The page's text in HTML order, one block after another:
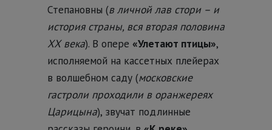
Степановны (в личной лав стори – и
история страны, вся вторая половина
ХХ века). В опере «Улетают птицы»,
исполняемой на кассетных плейерах
в волшебном саду (московские
гастроли проходили в оранжереях
Царицына), звучат подлинные